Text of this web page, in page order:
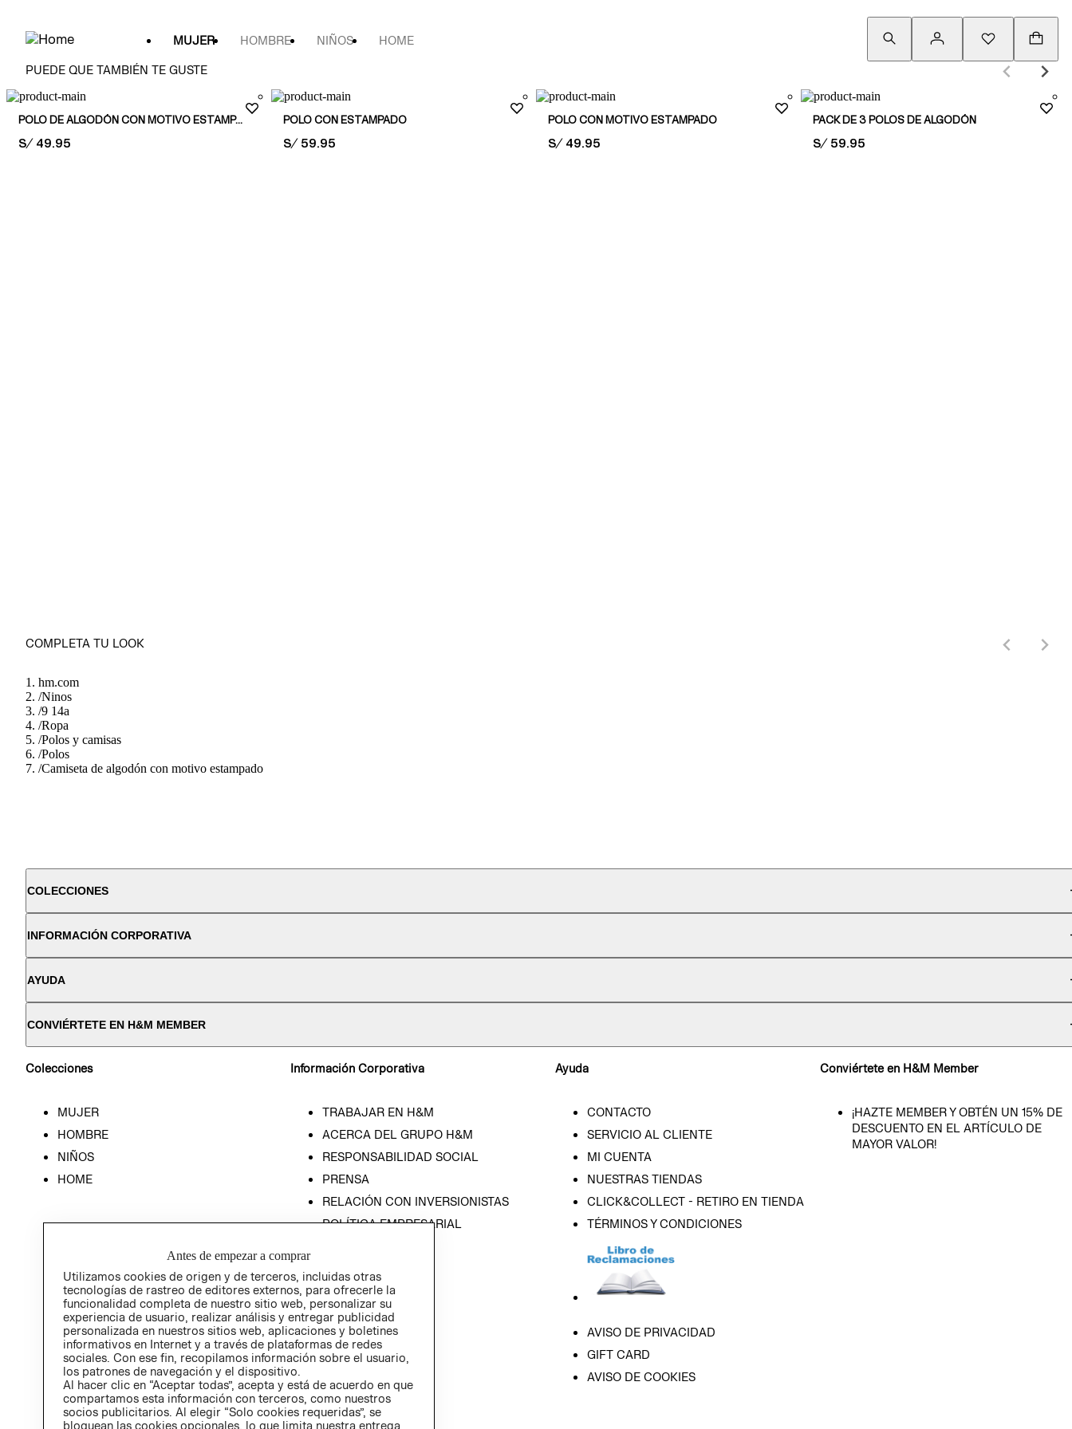
MUJER HOMBRE NIÑOS HOME
PUEDE QUE TAMBIÉN TE GUSTE
POLO DE ALGODÓN CON MOTIVO ESTAMPADO
PRICE:
S/ 49.95
POLO CON ESTAMPADO
PRICE:
S/ 59.95
POLO CON MOTIVO ESTAMPADO
PRICE:
S/ 49.95
PACK DE 3 POLOS DE ALGODÓN
PRICE:
S/ 59.95
COMPLETA TU LOOK
hm.com
/Ninos
/9 14a
/Ropa
/Polos y camisas
/Polos
/Camiseta de algodón con motivo estampado
COLECCIONES
INFORMACIÓN CORPORATIVA
AYUDA
CONVIÉRTETE EN H&M MEMBER
Colecciones
MUJER
HOMBRE
NIÑOS
HOME
Información Corporativa
TRABAJAR EN H&M
ACERCA DEL GRUPO H&M
RESPONSABILIDAD SOCIAL
PRENSA
RELACIÓN CON INVERSIONISTAS
POLÍTICA EMPRESARIAL
Ayuda
CONTACTO
SERVICIO AL CLIENTE
MI CUENTA
NUESTRAS TIENDAS
CLICK&COLLECT - RETIRO EN TIENDA
TÉRMINOS Y CONDICIONES
AVISO DE PRIVACIDAD
GIFT CARD
AVISO DE COOKIES
Conviértete en H&M Member
¡HAZTE MEMBER Y OBTÉN UN 15% DE
DESCUENTO EN EL ARTÍCULO DE
MAYOR VALOR!
Antes de empezar a comprar
Utilizamos cookies de origen y de terceros, incluidas otras
tecnologías de rastreo de editores externos, para ofrecerle la
funcionalidad completa de nuestro sitio web, personalizar su
experiencia de usuario, realizar análisis y entregar publicidad
personalizada en nuestros sitios web, aplicaciones y boletines
informativos en Internet y a través de plataformas de redes
sociales. Con ese fin, recopilamos información sobre el usuario,
los patrones de navegación y el dispositivo.
Al hacer clic en “Aceptar todas”, acepta y está de acuerdo en que
compartamos esta información con terceros, como nuestros
socios publicitarios. Al elegir “Solo cookies requeridas”, se
bloquean las cookies opcionales, lo que limita nuestra entrega